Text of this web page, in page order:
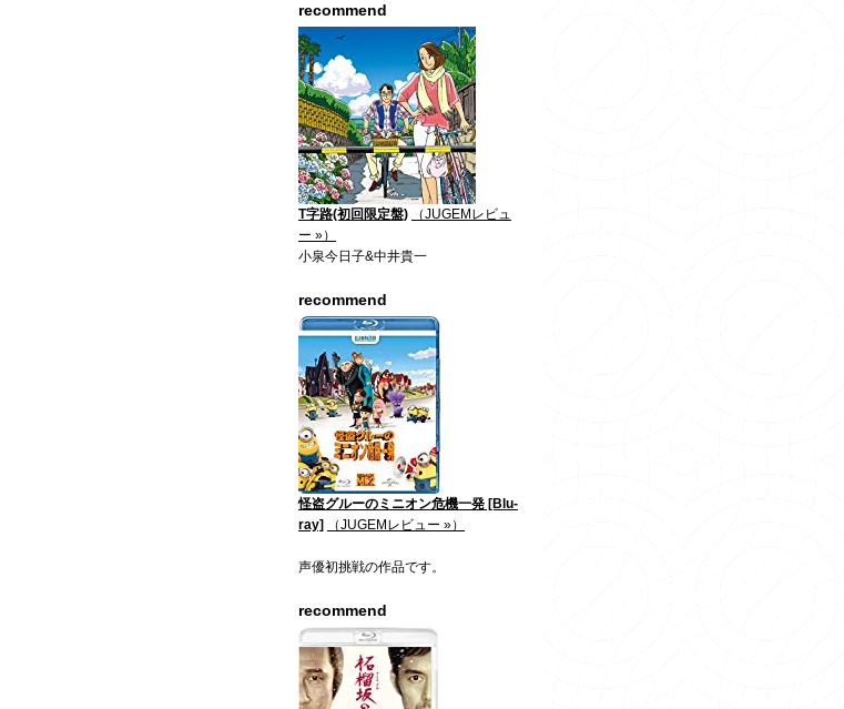
recommend
T字路(初回限定盤)
（JUGEMレビュ
ー »）
小泉今日子&中井貴一
recommend
怪盗グルーのミニオン危機一発 [Blu-
ray]
（JUGEMレビュー »）
声優初挑戦の作品です。
recommend